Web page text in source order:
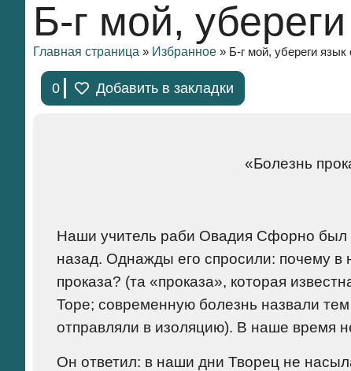
Б-г мой,
Главная страница » Избранное » Б-г мой, убереги язык
0 Добавить в закладки
«Болезнь
Наши учитель раби Овадия Сфорно был
назад. Однажды его спросили: почему
проказа? (та «проказа», которая
Торе; современную болезнь назвали
отправляли в изоляцию). В наше время
Он ответил: в наши дни Творец не